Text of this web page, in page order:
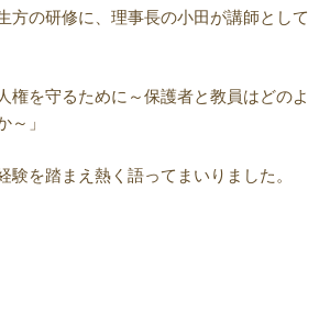
方の研修に、理事長の小田が講師として
権を守るために～保護者と教員はどのよ
～」
験を踏まえ熱く語ってまいりました。